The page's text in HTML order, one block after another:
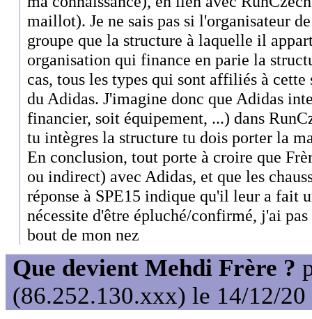
maillot). Je ne sais pas si l'organisateur
groupe que la structure à laquelle il
organisation qui finance en parie la
cas, tous les types qui sont affiliés à
du Adidas. J'imagine donc que Adidas
financier, soit équipement, ...) dans
tu intègres la structure tu dois porter la
En conclusion, tout porte à croire que
ou indirect) avec Adidas, et que les
réponse à SPE15 indique qu'il leur a fait
nécessite d'être épluché/confirmé, j'ai
bout de mon nez
Que devient Mehdi Frère ?
(86.252.130.xxx) le 14/12/20